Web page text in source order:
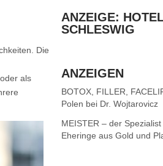
Die
als
ANZEIGE:
SCHLESWIG
ANZEIGEN
BOTOX, FILLER,
Polen bei Dr. Wojtarovicz
MEISTER – der
Eheringe aus Gold und